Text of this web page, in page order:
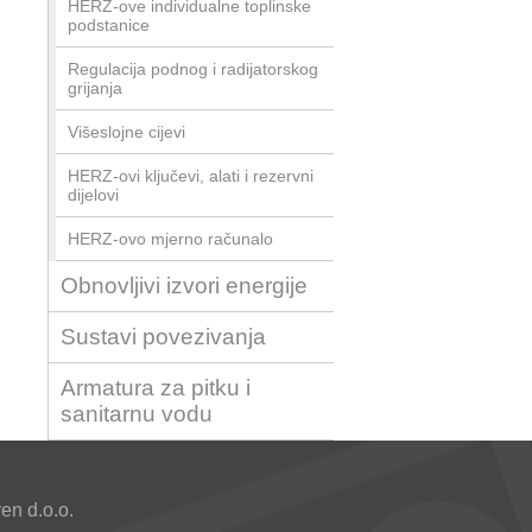
HERZ-ove individualne toplinske
podstanice
Regulacija podnog i radijatorskog
grijanja
Višeslojne cijevi
HERZ-ovi ključevi, alati i rezervni
dijelovi
HERZ-ovo mjerno računalo
Obnovljivi izvori energije
Sustavi povezivanja
Armatura za pitku i
sanitarnu vodu
d.o.o.